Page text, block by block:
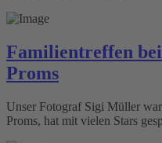
Familientreffen
Proms
Unser Fotograf Sigi Müller
Proms, hat mit vielen Stars